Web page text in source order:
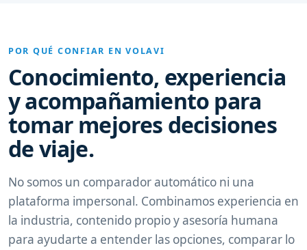
POR QUÉ CONFIAR EN VOLAVI
Conocimiento, experiencia
y acompañamiento para
tomar mejores decisiones
de viaje.
No somos un comparador automático ni una
plataforma impersonal. Combinamos experiencia en
la industria, contenido propio y asesoría humana
para ayudarte a entender las opciones, comparar lo